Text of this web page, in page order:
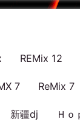
REMix 12
7 ReMix 7
新疆dj Ｈｏ